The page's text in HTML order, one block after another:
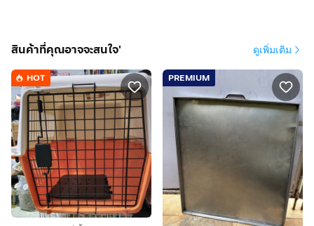
สินค้าที่คุณอาจจะสนใจ' ดูเพิ่มเติม
HOT PREMIUM